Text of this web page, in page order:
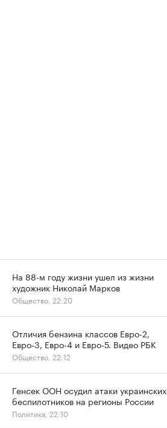
На 88-м году жизни ушел из жизни
художник Николай Марков
Общество, 22:20
Отличия бензина классов Евро-2,
Евро-3, Евро-4 и Евро-5. Видео РБК
Общество, 22:12
Генсек ООН осудил атаки украинских
беспилотников на регионы России
Политика, 22:10